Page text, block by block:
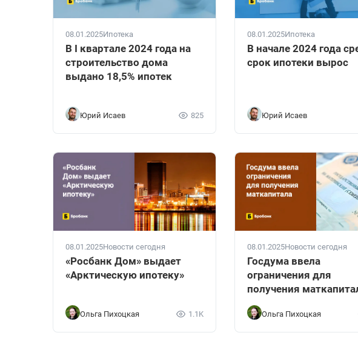
08.01.2025Ипотека
В I квартале 2024 года на
строительство дома
выдано 18,5% ипотек
Юрий Исаев 825
08.01.2025Ипотека
В начале 2024 года
срок ипотеки вырос
Юрий Исаев
08.01.2025Новости сегодня
«Росбанк Дом» выдает
«Арктическую ипотеку»
Ольга Пихоцкая 1.1K
08.01.2025Новости сегодня
Госдума ввела
ограничения для
получения
Ольга Пихоцкая